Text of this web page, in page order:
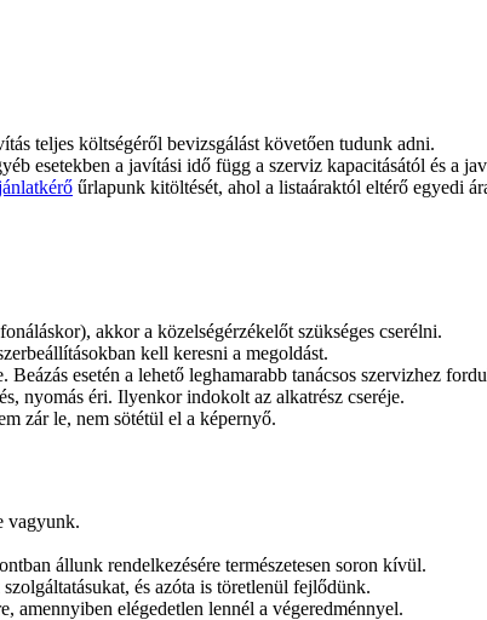
teljes költségéről bevizsgálást követően tudunk adni.
esetekben a javítási idő függ a szerviz kapacitásától és a
űrlapunk kitöltését, ahol a listaáraktól eltérő egyedi
akkor a közelségérzékelőt szükséges cserélni.
kell keresni a megoldást.
esetén a lehető leghamarabb tanácsos szervizhez
nyomás éri. Ilyenkor indokolt az alkatrész cseréje.
zár le, nem sötétül el a képernyő.
vagyunk.
állunk rendelkezésére természetesen soron kívül.
és azóta is töretlenül fejlődünk.
amennyiben elégedetlen lennél a végeredménnyel.